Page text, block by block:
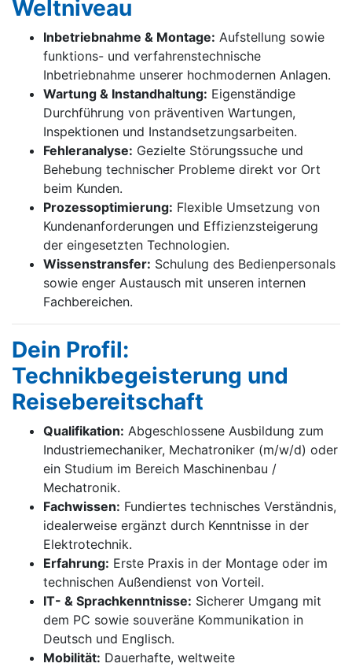
Weltniveau
Inbetriebnahme & Montage: Aufstellung sowie
funktions- und verfahrenstechnische
Inbetriebnahme unserer hochmodernen Anlagen.
Wartung & Instandhaltung: Eigenständige
Durchführung von präventiven Wartungen,
Inspektionen und Instandsetzungsarbeiten.
Fehleranalyse: Gezielte Störungssuche und
Behebung technischer Probleme direkt vor Ort
beim Kunden.
Prozessoptimierung: Flexible Umsetzung von
Kundenanforderungen und Effizienzsteigerung
der eingesetzten Technologien.
Wissenstransfer: Schulung des Bedienpersonals
sowie enger Austausch mit unseren internen
Fachbereichen.
Dein Profil:
Technikbegeisterung und
Reisebereitschaft
Qualifikation: Abgeschlossene Ausbildung zum
Industriemechaniker, Mechatroniker (m/w/d) oder
ein Studium im Bereich Maschinenbau /
Mechatronik.
Fachwissen: Fundiertes technisches Verständnis,
idealerweise ergänzt durch Kenntnisse in der
Elektrotechnik.
Erfahrung: Erste Praxis in der Montage oder im
technischen Außendienst von Vorteil.
IT- & Sprachkenntnisse: Sicherer Umgang mit
dem PC sowie souveräne Kommunikation in
Deutsch und Englisch.
Mobilität: Dauerhafte, weltweite